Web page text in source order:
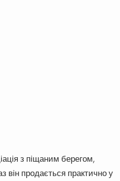
з піщаним берегом,
він продається практично у